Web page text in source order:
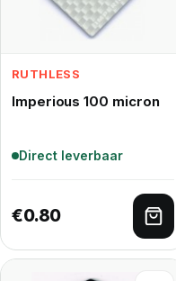
RUTHLESS
Imperious 100 micron
Direct leverbaar
€0.80